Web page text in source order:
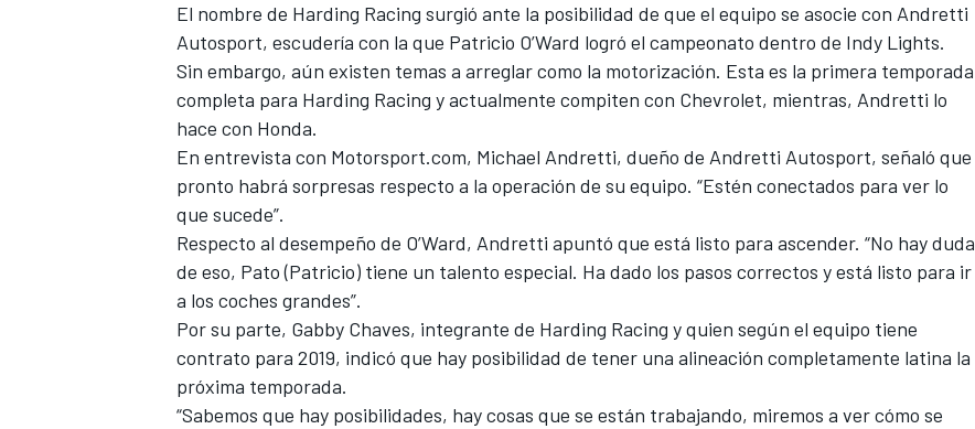
FÓRMULA E
El nombre de Harding Racing surgió ante la posibilidad de que el equipo se asocie con Andretti
Autosport, escudería con la que Patricio O’Ward logró el campeonato dentro de Indy Lights.
Sin embargo, aún existen temas a arreglar como la motorización. Esta es la primera temporada
completa para Harding Racing y actualmente compiten con Chevrolet, mientras, Andretti lo
hace con Honda.
En entrevista con Motorsport.com, Michael Andretti, dueño de Andretti Autosport, señaló que
pronto habrá sorpresas respecto a la operación de su equipo. “Estén conectados para ver lo
que sucede”.
Respecto al desempeño de O’Ward, Andretti apuntó que está listo para ascender. “No hay duda
de eso, Pato (Patricio) tiene un talento especial. Ha dado los pasos correctos y está listo para ir
a los coches grandes”.
Por su parte, Gabby Chaves, integrante de Harding Racing y quien según el equipo tiene
contrato para 2019, indicó que hay posibilidad de tener una alineación completamente latina la
próxima temporada.
“Sabemos que hay posibilidades, hay cosas que se están trabajando, miremos a ver cómo se